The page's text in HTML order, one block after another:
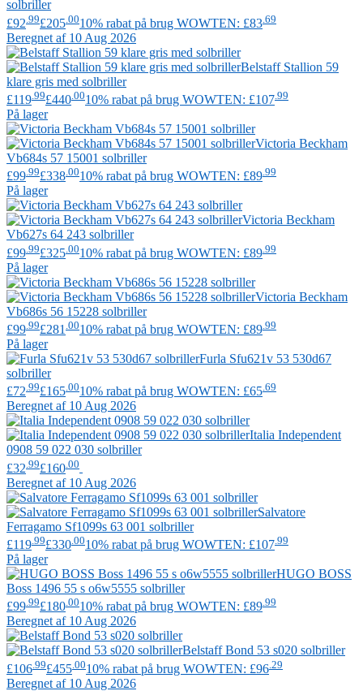
solbriller
£92 .99£205 .0010% rabat på brug WOWTEN: £83 .69
Beregnet af 10 Aug 2026
BelstaffStallion 59
klare gris med solbriller
£119 .99£440 .0010% rabat på brug WOWTEN: £107 .99
På lager
Victoria Beckham
Vb684s 57 15001 solbriller
£99.99£338.0010% rabat på brug WOWTEN: £89.99
På lager
Victoria Beckham
Vb627s 64 243 solbriller
£99 .99£325 .0010% rabat på brug WOWTEN: £89 .99
På lager
Victoria Beckham
Vb686s 56 15228 solbriller
£99 .99£281 .0010% rabat på brug WOWTEN: £89 .99
På lager
Furla Sfu621v 53 530d67
solbriller
£72.99£165.0010% rabat på brug WOWTEN: £65.69
Beregnet af 10 Aug 2026
Italia Independent
0908 59 022 030 solbriller
£32 .99£160 .00
Beregnet af 10 Aug 2026
Salvatore
Ferragamo Sf1099s 63 001 solbriller
£119 .99£330 .0010% rabat på brug WOWTEN: £107 .99
På lager
HUGO BOSS
Boss 1496 55 s o6w5555 solbriller
£99 .99£180 .0010% rabat på brug WOWTEN: £89 .99
Beregnet af 10 Aug 2026
BelstaffBond 53 s020 solbriller
£106 .99£455 .0010% rabat på brug WOWTEN: £96 .29
Beregnet af 10 Aug 2026